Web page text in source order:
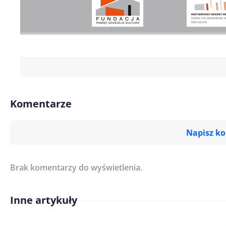
Komentarze
Napisz
Imię/ Nick*
Brak komentarzy do wyświetlenia.
Inne artykuły